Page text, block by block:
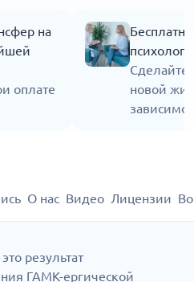
на
оплате
психолога
Сделайте
новой
О нас Видео Лицензии
результат
ГАМК-ергической